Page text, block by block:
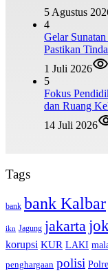
5 Agustus
4
Gelar
Pastikan
1 Juli 2026
5
Fokus
dan Ruang
14 Juli 2026
Tags
bank bank Kalbar
ikn Jagung jakarta
korupsi KUR LAKI
penghargaan polisi